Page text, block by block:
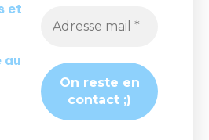
et
au